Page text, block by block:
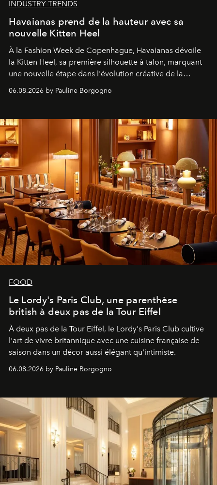
INDUSTRY TRENDS
Havaianas prend de la hauteur avec sa
nouvelle Kitten Heel
À la Fashion Week de Copenhague, Havaianas dévoile
la Kitten Heel, sa première silhouette à talon, marquant
une nouvelle étape dans l'évolution créative de la
06.08.2026 by Pauline Borgogno
FOOD
Le Lordy's Paris Club, une parenthèse
british à deux pas de la Tour Eiffel
À deux pas de la Tour Eiffel, le Lordy's Paris Club cultive
l'art de vivre britannique avec une cuisine française de
saison dans un décor aussi élégant qu'intimiste.
06.08.2026 by Pauline Borgogno